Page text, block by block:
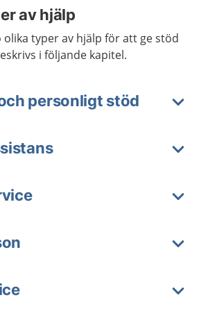
av hjälp
olika typer av hjälp för att ge stöd
i följande kapitel.
personligt stöd